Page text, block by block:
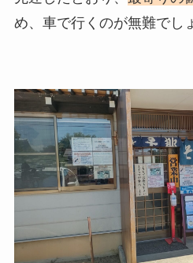
め、車で行くのが無難でし